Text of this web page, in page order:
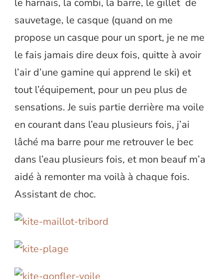
le harnais, la combi, la barre, le gillet de
sauvetage, le casque (quand on me
propose un casque pour un sport, je ne me
le fais jamais dire deux fois, quitte à avoir
l’air d’une gamine qui apprend le ski) et
tout l’équipement, pour un peu plus de
sensations. Je suis partie derrière ma voile
en courant dans l’eau plusieurs fois, j’ai
lâché ma barre pour me retrouver le bec
dans l’eau plusieurs fois, et mon beauf m’a
aidé à remonter ma voilà à chaque fois.
Assistant de choc.